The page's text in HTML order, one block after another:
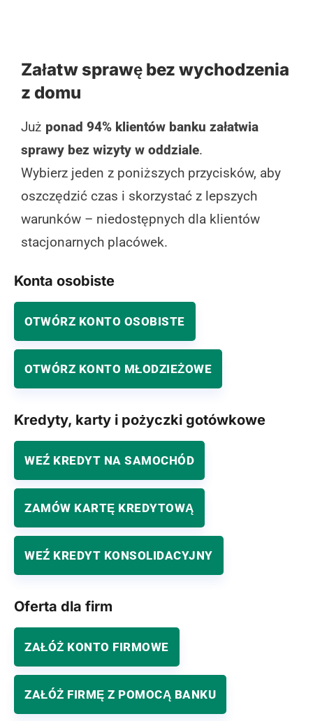
Bank Spółdzielczy Ziemi Kraśnickiej w Kraśniku
Oddział w Batorzu
Bank Spółdzielczy w Kielcach Punkt Kasowy w
Bejscach
Bank Spółdzielczy w Skierniewicach Punkt Obsługi
Klienta w Bełchowie
Oddziały banków spółdzielczych z grupy BPS w
Bełżycach
Filia w Bestwinie
Oddziały banków spółdzielczych z grupy BPS w
Bank Spółdzielczy w Zgierzu Punkt Obsługi
Warmińsko-Mazurski Bank Spółdzielczy Oddział w
Białej Piskiej
Oddziały banków spółdzielczych z grupy BPS w
Białej Podlaskiej
Oddziały banków spółdzielczych w Białej Rawskiej
Oddziały banków spółdzielczych w Białych Błotach
Bank Spółdzielczy Ziem Górskich KARPATIA I
Białobrzegach
Bank Spółdzielczy w Hajnówce Punkt Obsługi
Klienta w Białowieży
Podhalański Bank Spółdzielczy w Zakopanem
Załatw sprawę bez wychodzenia
z domu
Już ponad 94% klientów banku załatwia
sprawy bez wizyty w oddziale.
Wybierz jeden z poniższych przycisków, aby
oszczędzić czas i skorzystać z lepszych
warunków – niedostępnych dla klientów
stacjonarnych placówek.
Konta osobiste
OTWÓRZ KONTO OSOBISTE
OTWÓRZ KONTO MŁODZIEŻOWE
Kredyty, karty i pożyczki gotówkowe
WEŹ KREDYT NA SAMOCHÓD
ZAMÓW KARTĘ KREDYTOWĄ
WEŹ KREDYT KONSOLIDACYJNY
Oferta dla firm
ZAŁÓŻ KONTO FIRMOWE
ZAŁÓŻ FIRMĘ Z POMOCĄ BANKU